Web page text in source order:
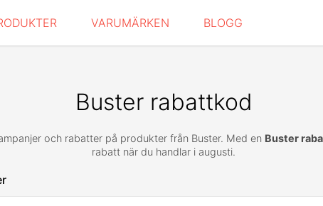
VARUMÄRKEN BLOGG
Buster rabattkod
och rabatter på produkter från Buster. Med en Buster
rabatt när du handlar i augusti.